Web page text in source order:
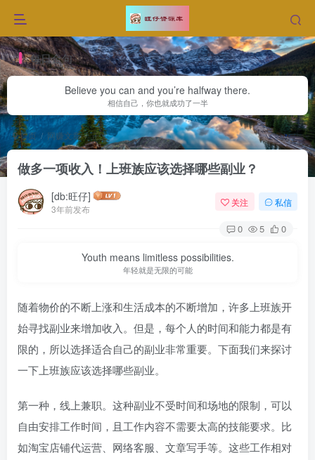
每日金句
Believe you can and you’re halfway there.
相信自己，你也就成功了一半
首页 网赚文章 正文
做多一项收入！上班族应该选择哪些副业？
[db:旺仔]
3年前发布
关注 私信
0 5 0
Youth means limitless possibilities.
年轻就是无限的可能
随着物价的不断上涨和生活成本的不断增加，许多上班族开
始寻找副业来增加收入。但是，每个人的时间和能力都是有
限的，所以选择适合自己的副业非常重要。下面我们来探讨
一下上班族应该选择哪些副业。
第一种，线上兼职。这种副业不受时间和场地的限制，可以
自由安排工作时间，且工作内容不需要太高的技能要求。比
如淘宝店铺代运营、网络客服、文章写手等。这些工作相对